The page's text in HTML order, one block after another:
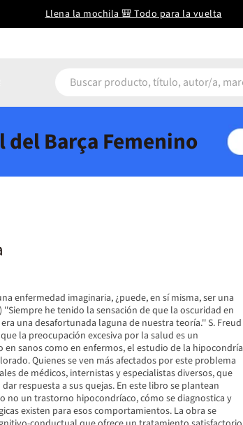
Llena la mochila 🎒 Todo para la vuelta
Barça Femenino
enfermedad imaginaria, ¿puede, en sí misma, ser una
''Siempre he tenido la sensación de que la oscuridad en
una desafortunada laguna de nuestra teoría.'' S. Freud
la preocupación excesiva por la salud es un
sanos como en enfermos, el estudio de la hipocondría
Quienes se ven más afectados por este problema
de médicos, internistas y especialistas diversos, que
respuesta a sus quejas. En este libro se plantean
no un trastorno hipocondríaco, cómo se diagnostica y
existen para esos comportamientos. La obra se